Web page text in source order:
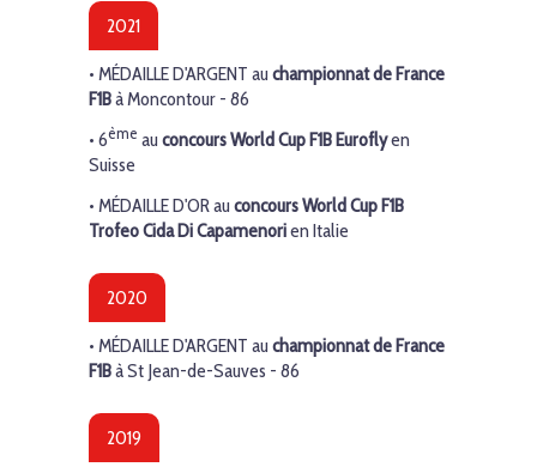
2021
• MÉDAILLE D'ARGENT au championnat de France
F1Bà Moncontour - 86
• 6ème au concours World Cup F1B Euroflyen
Suisse
• MÉDAILLE D'ORau concours World Cup F1B
Trofeo Cida Di Capamenorien Italie
2020
• MÉDAILLE D'ARGENT au championnat de France
F1Bà St Jean-de-Sauves - 86
2019